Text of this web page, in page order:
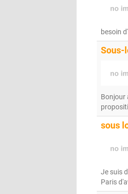
besoin
Sous-
Bonjour
sous
Je suis
Paris